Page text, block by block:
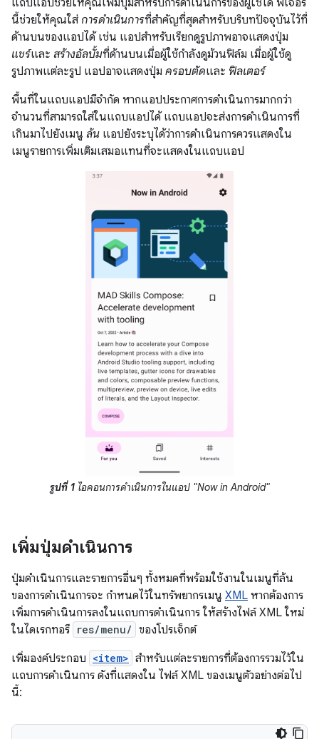
แถบแอปช่วยให้คุณเพิ่มปุ่มสำหรับการดำเนินการของผู้ใช้ได้ ฟีเจอร์
นี้ช่วยให้คุณใส่ การดำเนินการที่สำคัญที่สุดสำหรับบริบทปัจจุบันไว้ที่
ด้านบนของแอปได้ เช่น แอปสำหรับเรียกดูรูปภาพอาจแสดงปุ่ม
แชร์และ สร้างอัลบั้มที่ด้านบนเมื่อผู้ใช้กำลังดูม้วนฟิล์ม เมื่อผู้ใช้ดู
รูปภาพแต่ละรูป แอปอาจแสดงปุ่ม ครอบตัดและ ฟิลเตอร์
พื้นที่ในแถบแอปมีจำกัด หากแอปประกาศการดำเนินการมากกว่า
จำนวนที่สามารถใส่ในแถบแอปได้ แถบแอปจะส่งการดำเนินการที่
เกินมาไปยังเมนู ล้น แอปยังระบุได้ว่าการดำเนินการควรแสดงใน
เมนูรายการเพิ่มเติมเสมอแทนที่จะแสดงในแถบแอป
รูปที่ 1ไอคอนการดำเนินการในแอป "Now in Android"
เพิ่มปุ่มดำเนินการ
ปุ่มดำเนินการและรายการอื่นๆ ทั้งหมดที่พร้อมใช้งานในเมนูที่ล้น
ของการดำเนินการจะ กำหนดไว้ในทรัพยากรเมนู XML หากต้องการ
เพิ่มการดำเนินการลงในแถบการดำเนินการ ให้สร้างไฟล์ XML ใหม่
ในไดเรกทอรี res/menu/ ของโปรเจ็กต์
เพิ่มองค์ประกอบ <item> สำหรับแต่ละรายการที่ต้องการรวมไว้ใน
แถบการดำเนินการ ดังที่แสดงใน ไฟล์ XML ของเมนูตัวอย่างต่อไป
นี้: